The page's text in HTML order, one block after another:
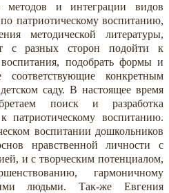
методов и интеграции видов
патриотическому воспитанию,
методической литературы,
с разных сторон подойти к
воспитания, подобрать формы и
конкретным
саду. В настоящее время
поиск и разработка
патриотическому воспитанию.
воспитании дошкольников
нравственной личности с
и с творческим потенциалом,
гармоничному
людьми. Так-же Евгения